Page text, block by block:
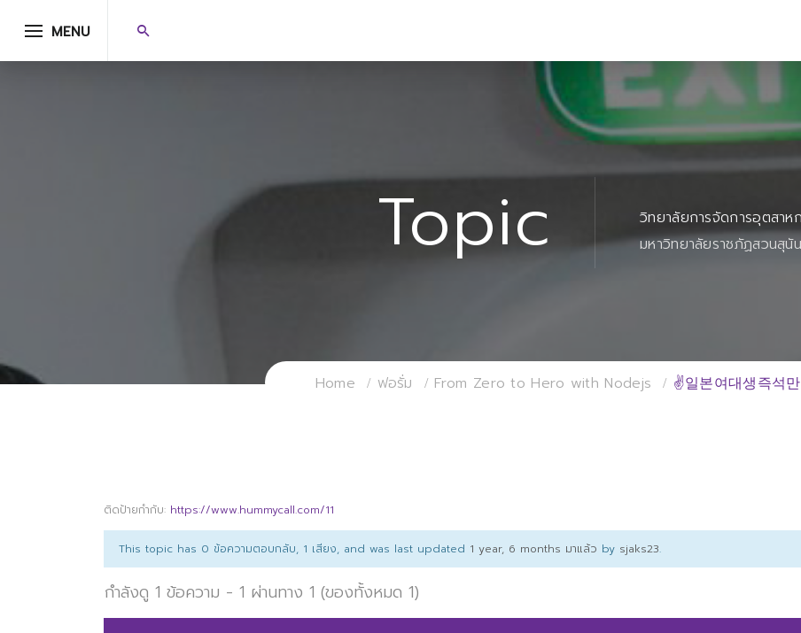
MENU
Topic
วิทยาลัยการจัดการอุตสาห
มหาวิทยาลัยราชภัฏสวนสุนั
Home ฟอรั่ม From Zero to Hero with Nodejs ✌일본여대생즉석
ติดป้ายกำกับ: https://www.hummycall.com/11
This topic has 0 ข้อความตอบกลับ, 1 เสียง, and was last updated 1 year, 6 months มาแล้ว by sjaks23.
กำลังดู 1 ข้อความ - 1 ผ่านทาง 1 (ของทั้งหมด 1)